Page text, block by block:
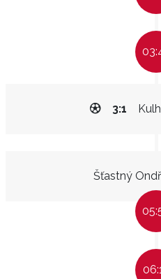
3:1
Šťastný